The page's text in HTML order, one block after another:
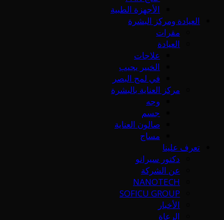
الأجهزة الطبية
العيادة ومركز البشرة
مقرات
العيادة
علاجات
الخبير يجيب
في لمح البصر
مركز العناية بالبشرة
وجه
جسم
صالون العناية
مساج
تعرف علينا
دكتور سيرانو
عن الشركة
NANOTECH
SOFICU GROUP
الأخبار
الرعاة